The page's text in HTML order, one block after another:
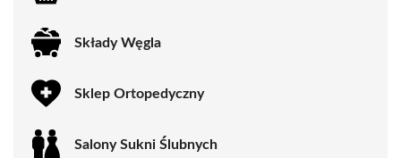
Składy Węgla
Sklep Ortopedyczny
Salony Sukni Ślubnych